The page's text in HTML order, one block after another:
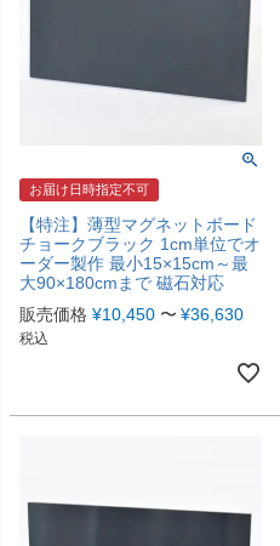
お届け日時指定不可
【特注】薄型マグネットボード
チョークブラック 1cm単位でオ
ーダー製作 最小15×15cm～最
大90×180cmまで 磁石対応
販売価格 ¥10,450 〜 ¥36,630
税込